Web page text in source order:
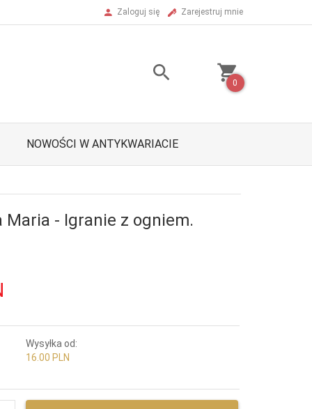
Zaloguj się Zarejestruj mnie
0
NOWOŚCI W ANTYKWARIACIE
Maria - Igranie z ogniem.
Wysyłka od:
16.00 PLN